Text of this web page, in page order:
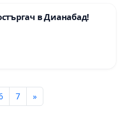
в Дианабад!
7 »